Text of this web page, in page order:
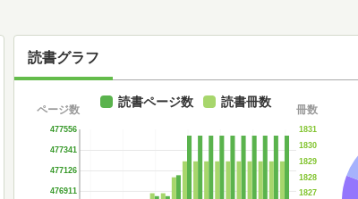
読書グラフ
476911
477126
477341
477556
ページ数
1827
1828
1829
1830
1831
冊数
読書ページ数 読書冊数